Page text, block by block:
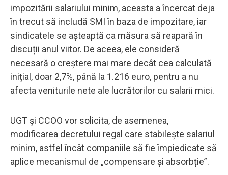
impozitării salariului minim, aceasta a încercat deja
în trecut să includă SMI în baza de impozitare, iar
sindicatele se așteaptă ca măsura să reapară în
discuții anul viitor. De aceea, ele consideră
necesară o creștere mai mare decât cea calculată
inițial, doar 2,7%, până la 1.216 euro, pentru a nu
afecta veniturile nete ale lucrătorilor cu salarii mici.
UGT și CCOO vor solicita, de asemenea,
modificarea decretului regal care stabilește salariul
minim, astfel încât companiile să fie împiedicate să
aplice mecanismul de „compensare și absorbție”.